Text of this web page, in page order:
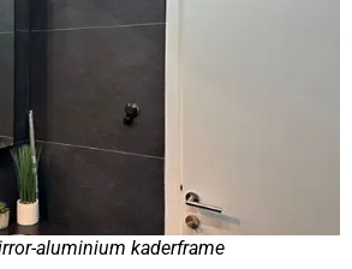
aluminium kaderframe